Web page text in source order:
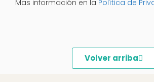
Mas información en la Política de
Volver arriba